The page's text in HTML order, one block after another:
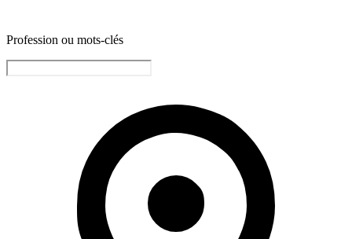
Profession ou mots-clés